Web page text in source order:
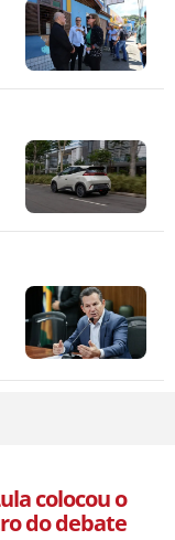
colocou o
do debate